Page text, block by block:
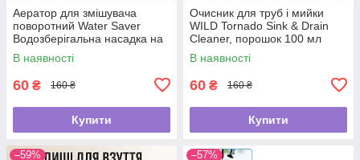
Аератор для змішувача
поворотний Water Saver
Водозберігальна насадка на
кран
В наявності
60 ₴ 160 ₴
Купити
Очисник для труб і мийки
WILD Tornado Sink & Drain
Cleaner, порошок 100 мл
В наявності
60 ₴ 160 ₴
Купити
–59% –57%